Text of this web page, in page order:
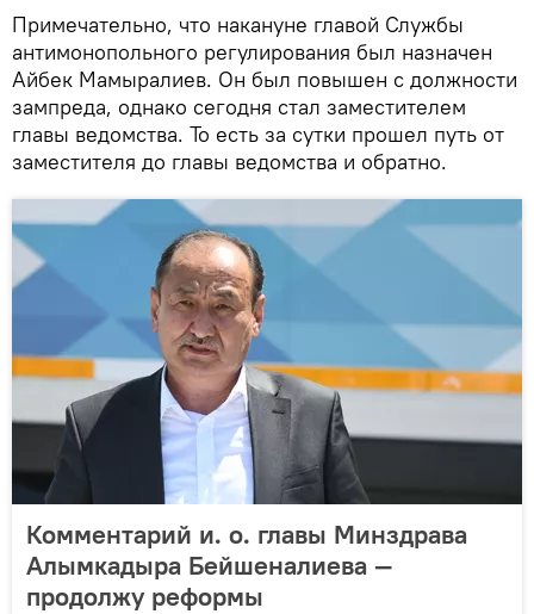
Примечательно, что накануне главой Службы
антимонопольного регулирования был назначен
Айбек Мамыралиев. Он был повышен с должности
зампреда, однако сегодня стал заместителем
главы ведомства. То есть за сутки прошел путь от
заместителя до главы ведомства и обратно.
Комментарий и. о. главы Минздрава
Алымкадыра Бейшеналиева —
продолжу реформы